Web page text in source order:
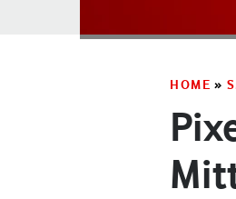
HOME »